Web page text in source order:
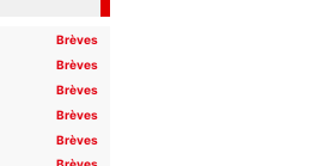
Brèves
Brèves
Brèves
Brèves
Brèves